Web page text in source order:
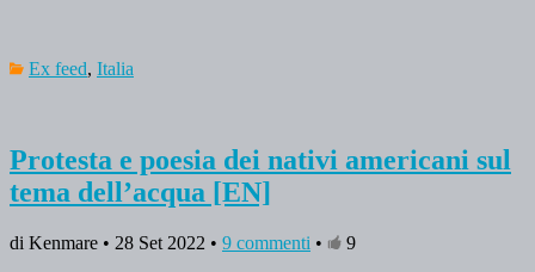
Ex feed, Italia
Protesta e poesia dei nativi americani sul
tema dell’acqua [EN]
di Kenmare • 28 Set 2022 • 9 commenti •
9